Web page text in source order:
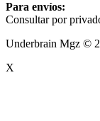
Para envíos:
Consultar por
Underbrain Mgz ©
X